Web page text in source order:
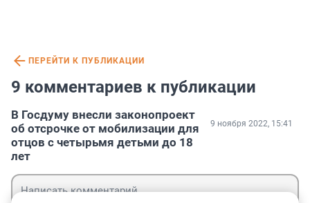
ПЕРЕЙТИ К ПУБЛИКАЦИИ
9 комментариев к публикации
В Госдуму внесли законопроект
об отсрочке от мобилизации для
отцов с четырьмя детьми до 18
лет
9 ноября 2022, 15:41